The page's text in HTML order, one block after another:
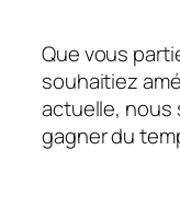
Que vous
souhaitiez
actuelle, nous
gagner du